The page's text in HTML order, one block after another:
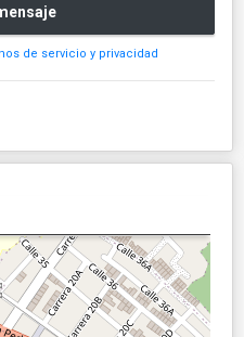
de servicio y privacidad